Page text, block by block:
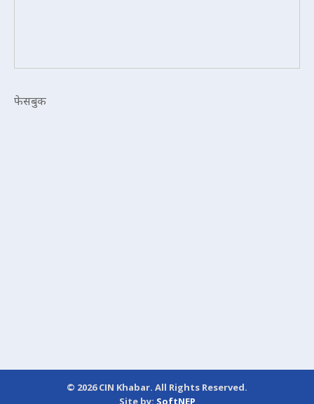
फेसबुक
© 2026 CIN Khabar. All Rights Reserved.
Site by: SoftNEP